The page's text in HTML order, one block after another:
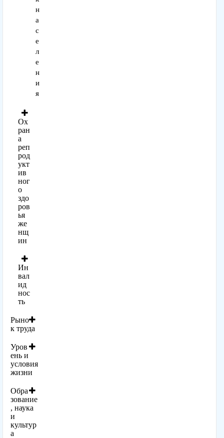
н
а
с
е
л
е
н
и
я
Ох
ран
а
реп
род
укт
ив
ног
о
здо
ров
ья
же
нщ
ин
Ин
вал
ид
нос
ть
Рыно
к труда
Уров
ень и
условия
жизни
Обра
зование
, наука
и
культур
а